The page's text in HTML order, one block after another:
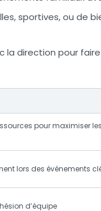
sportives, ou de
la direction pour
pour maximiser les
lors des événements
d’équipe